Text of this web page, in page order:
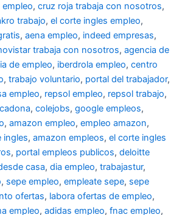
, cruz roja trabaja con nosotros,
trabajo, el corte ingles empleo,
, aena empleo, indeed empresas,
trabaja con nosotros, agencia de
de empleo, iberdrola empleo, centro
, trabajo voluntario, portal del trabajador,
empleo, repsol empleo, repsol trabajo,
, colejobs, google empleos,
, amazon empleo, empleo amazon,
ingles, amazon empleos, el corte ingles
, portal empleos publicos, deloitte
casa, dia empleo, trabajastur,
, sepe empleo, empleate sepe, sepe
ofertas, labora ofertas de empleo,
empleo, adidas empleo, fnac empleo,